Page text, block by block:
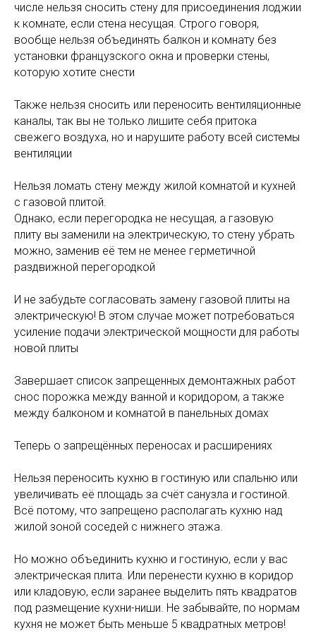
числе нельзя сносить стену для присоединения лоджии
к комнате, если стена несущая. Строго говоря,
вообще нельзя объединять балкон и комнату без
установки французского окна и проверки стены,
которую хотите снести
Также нельзя сносить или переносить вентиляционные
каналы, так вы не только лишите себя притока
свежего воздуха, но и нарушите работу всей системы
вентиляции
Нельзя ломать стену между жилой комнатой и кухней
с газовой плитой.⠀
Однако, если перегородка не несущая, а газовую
плиту вы заменили на электрическую, то стену убрать
можно, заменив её тем не менее герметичной
раздвижной перегородкой
И не забудьте согласовать замену газовой плиты на
электрическую! В этом случае может потребоваться
усиление подачи электрической мощности для работы
новой плиты
Завершает список запрещенных демонтажных работ
снос порожка между ванной и коридором, а также
между балконом и комнатой в панельных домах
Теперь о запрещённых переносах и расширениях
Нельзя переносить кухню в гостиную или спальню или
увеличивать её площадь за счёт санузла и гостиной.
Всё потому, что запрещено располагать кухню над
жилой зоной соседей с нижнего этажа.
Но можно объединить кухню и гостиную, если у вас
электрическая плита. Или перенести кухню в коридор
или кладовую, если заранее выделить пять квадратов
под размещение кухни-ниши. Не забывайте, по нормам
кухня не может быть меньше 5 квадратных метров!